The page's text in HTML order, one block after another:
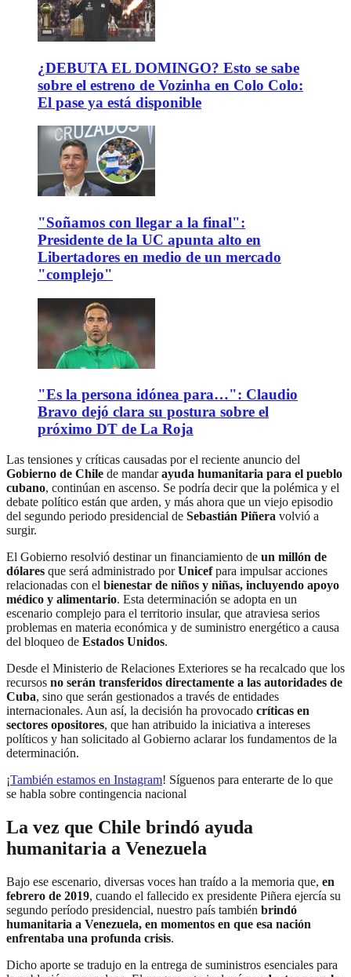
¿DEBUTA EL DOMINGO? Esto se sabe
sobre el estreno de Vozinha en Colo Colo:
El pase ya está disponible
"Soñamos con llegar a la final":
Presidente de la UC apunta alto en
Libertadores en medio de un mercado
"complejo"
"Es la persona idónea para…": Claudio
Bravo dejó clara su postura sobre el
próximo DT de La Roja
Las tensiones y críticas causadas por el reciente anuncio del
Gobierno de Chile de mandarayuda humanitaria para el pueblo
cubano, continúan en ascenso. Se podría decir que la polémica y el
debate político están que arden, y más ahora que un viejo episodio
del segundo periodo presidencial de Sebastián Piñera volvió a
surgir.
El Gobierno resolvió destinar un financiamiento de un millón de
dólares que será administrado porUnicefpara impulsar acciones
relacionadas con el bienestar de niños y niñas, incluyendo apoyo
médico y alimentario. Esta determinación se adopta en un
escenario complejo para el territorio insular, que atraviesa serios
problemas en materia económica y de suministro energético a causa
del bloqueo de Estados Unidos.
Desde el Ministerio de Relaciones Exteriores se ha recalcado que los
recursos no serán transferidos directamente a las autoridades de
Cuba, sino que serán gestionados a través de entidades
internacionales. Aun así, la decisión ha provocado críticas en
sectores opositores, que han atribuido la iniciativa a intereses
políticos y han solicitado al Gobierno aclarar los fundamentos de la
determinación.
¡También estamos en Instagram! Síguenos para enterarte de lo que
se habla sobre contingencia nacional
La vez que Chile brindó ayuda
humanitaria a Venezuela
Bajo ese escenario, diversas voces han traído a la memoria que, en
febrero de 2019, cuando el fallecido ex presidente Piñera ejercía su
segundo período presidencial, nuestro país también brindó
humanitaria a Venezuela, en momentos en que esa nación
enfrentaba una profunda crisis.
Dicho aporte se tradujo en la entrega de suministros esenciales para